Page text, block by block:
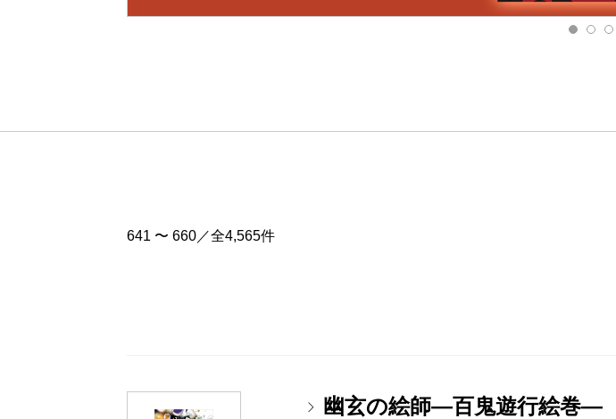
641 〜 660／全4,565件
幽玄の絵師―百鬼遊行絵巻―